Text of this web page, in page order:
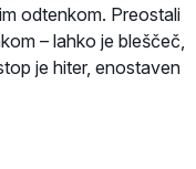
odtenkom. Preostali
– lahko je bleščeč,
je hiter, enostaven